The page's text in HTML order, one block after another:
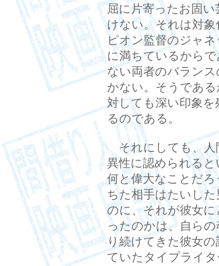
屈に片寄ったお固
けない。それは対
ピオン監督のジャ
に満ちているから
ない両者のバラン
かない。そうであ
対しても深い印象
るのである。
それにしても、人
異性に認められる
何と偉大なことだ
ちた相手はたいし
のに、それが彼女
ったのかは、自ら
り続けてきた彼女
ていたタイプライ